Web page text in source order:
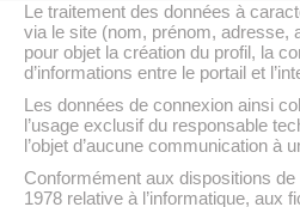
Le traitement des données à
via le site (nom, prénom, adresse,
pour objet la création du profil, la
d’informations entre le portail et
Les données de connexion ainsi
l’usage exclusif du responsable
l’objet d’aucune communication à
Conformément aux dispositions de
1978 relative à l’informatique, aux